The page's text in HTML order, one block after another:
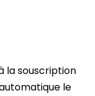
la souscription
le